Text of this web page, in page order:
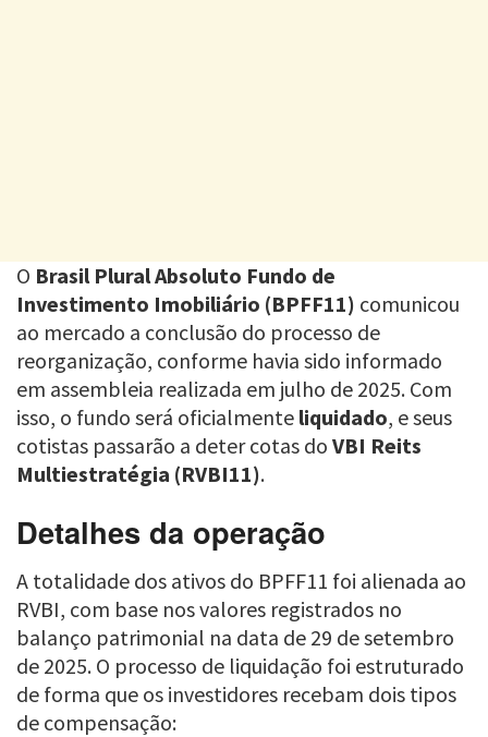
O Brasil Plural Absoluto Fundo de
Investimento Imobiliário (BPFF11) comunicou
ao mercado a conclusão do processo de
reorganização, conforme havia sido informado
em assembleia realizada em julho de 2025. Com
isso, o fundo será oficialmente liquidado, e seus
cotistas passarão a deter cotas do VBI Reits
Multiestratégia (RVBI11).
Detalhes da operação
A totalidade dos ativos do BPFF11 foi alienada ao
RVBI, com base nos valores registrados no
balanço patrimonial na data de 29 de setembro
de 2025. O processo de liquidação foi estruturado
de forma que os investidores recebam dois tipos
de compensação: